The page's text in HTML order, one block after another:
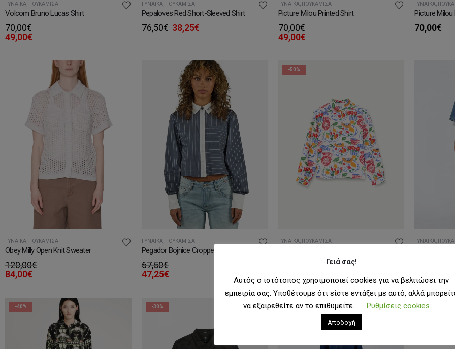
ΓΥΝΑΊΚΑ ΠΟΥΚΆΜΙΣΑ
Volcom Bruno Lucas Shirt
70,00€
49,00€
ΓΥΝΑΊΚΑ ΠΟΥΚΆΜΙΣΑ
Pepaloves Red Short-Sleeved Shirt
76,50€ Original
price
38,25€Η
38,25€.
ΓΥΝΑΊΚΑ ΠΟΥΚΆΜΙΣΑ
Picture Milou Printed Shirt
70,00€
49,00€
ΓΥΝΑΊΚΑ
Picture Milou
70,00€
ΓΥΝΑΊΚΑ, ΠΟΥΚΆΜΙΣΑ
Obey Milly Open Knit Sweater
120,00€
84,00€
ΓΥΝΑΊΚΑ, ΠΟΥΚΆΜΙΣΑ
Pegador Bojnice Cropped Shirt
67,50€
47,25€
-50%
ΓΥΝΑΊΚΑ, ΠΟΥΚΆΜΙΣΑ
Original
was:
67,50€.
33,75€Η
τιμή
είναι:
33,75€.
ΓΥΝΑΊΚΑ,
48,93
-40% -30% -30% -50%
Γειά σας!
Αυτός ο ιστότοπος χρησιμοποιεί cookies για να βελτιώσει την
εμπειρία σας. Υποθέτουμε ότι είστε εντάξει με αυτό, αλλά
να εξαιρεθείτε αν το επιθυμείτε.
Ρυθμίσεις cookies
Αποδοχή